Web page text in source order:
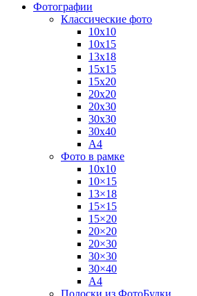
Фотографии
Классические фото
10х10
10х15
13х18
15х15
15х20
20х20
20х30
30х30
30х40
А4
Фото в рамке
10х10
10×15
13×18
15×15
15×20
20×20
20×30
30×30
30×40
A4